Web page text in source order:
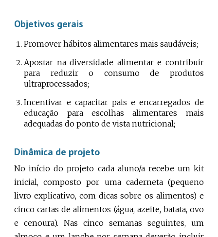
Objetivos gerais
Promover hábitos alimentares mais saudáveis;
Apostar na diversidade alimentar e contribuir
para reduzir o consumo de produtos
ultraprocessados;
Incentivar e capacitar pais e encarregados de
educação para escolhas alimentares mais
adequadas do ponto de vista nutricional;
Dinâmica de projeto
No início do projeto cada aluno/a recebe um kit
inicial, composto por uma caderneta (pequeno
livro explicativo, com dicas sobre os alimentos) e
cinco cartas de alimentos (água, azeite, batata, ovo
e cenoura). Nas cinco semanas seguintes, um